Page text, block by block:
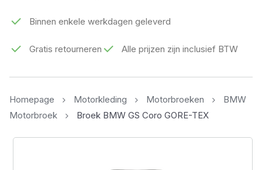
Binnen enkele werkdagen geleverd
Gratis retourneren Alle prijzen zijn inclusief BTW
Homepage Motorkleding Motorbroeken
BMW
Motorbroek
Broek BMW GS Coro GORE-TEX